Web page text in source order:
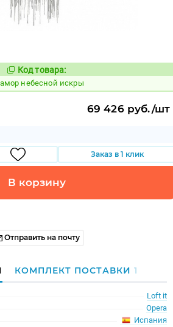
Код:
1070409
Код товара:
небесной искры
69 426 руб./шт
Заказ в 1 клик
В корзину
Отправить на почту
КОМПЛЕКТ ПОСТАВКИ 1
Loft it
Opera
Испания